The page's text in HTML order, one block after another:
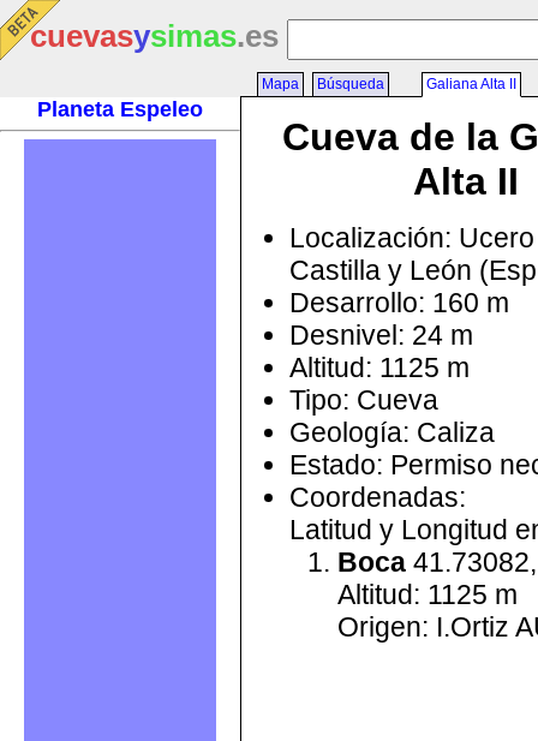
cuevasysimas.es
Planeta Espeleo
Mapa Búsqueda Galiana Alta II
Cueva de la
Alta II
Localización:
Castilla y León
Desarrollo: 160 m
Desnivel: 24 m
Altitud: 1125 m
Tipo: Cueva
Geología: Caliza
Estado: Permiso
Coordenadas:
Latitud y Longitud
Boca
Altitud: 1125 m
Origen: I.Ortiz